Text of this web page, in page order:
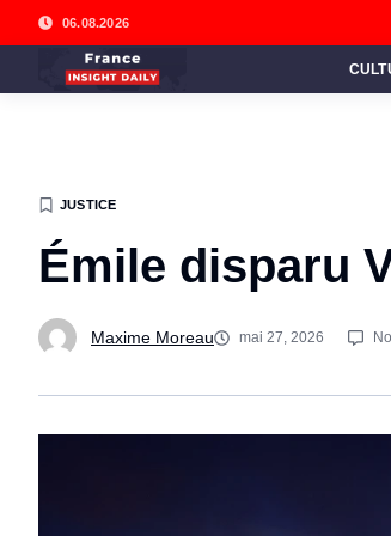
06.08.2026
JUSTICE
Émile disparu
Maxime Moreau mai 27, 2026